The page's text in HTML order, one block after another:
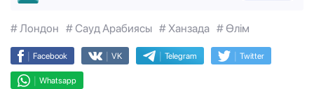
# Лондон # Сауд Арабиясы # Ханзада # Өлім
| Facebook | VK | Telegram | Twitter
| Whatsapp